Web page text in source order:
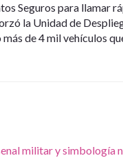
Seguros para llamar
la Unidad de
de 4 mil vehículos
militar y simbología